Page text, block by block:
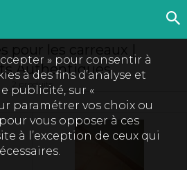
Authentiques
2 produits
» pour consentir à
à des fins d’analyse et
publicité, sur «
paramétrer vos choix ou
vous opposer à ces
à l’exception de ceux qui